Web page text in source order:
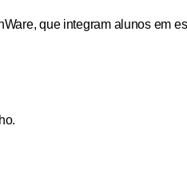
que integram alunos em